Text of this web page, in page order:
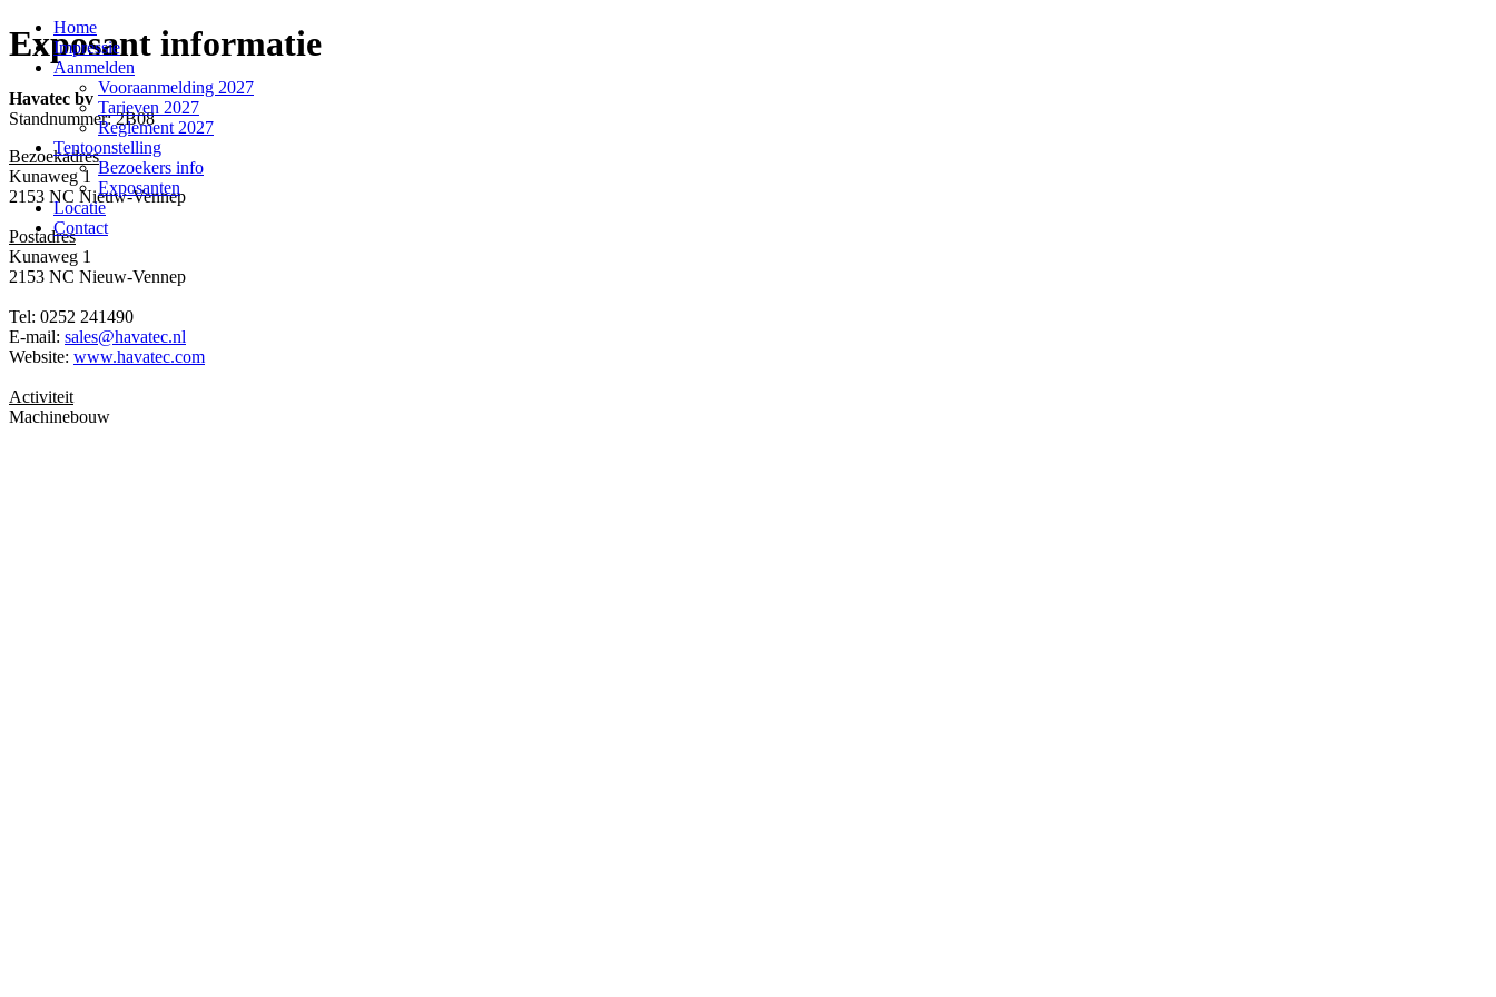
Home
Impressie
Aanmelden
Vooraanmelding 2027
Tarieven 2027
Reglement 2027
Tentoonstelling
Bezoekers info
Exposanten
Locatie
Contact
Exposant informatie
Havatec bv
Standnummer: 2B08
Bezoekadres
Kunaweg 1
2153 NC Nieuw-Vennep
Postadres
Kunaweg 1
2153 NC Nieuw-Vennep
Tel: 0252 241490
E-mail: sales@havatec.nl
Website: www.havatec.com
Activiteit
Machinebouw